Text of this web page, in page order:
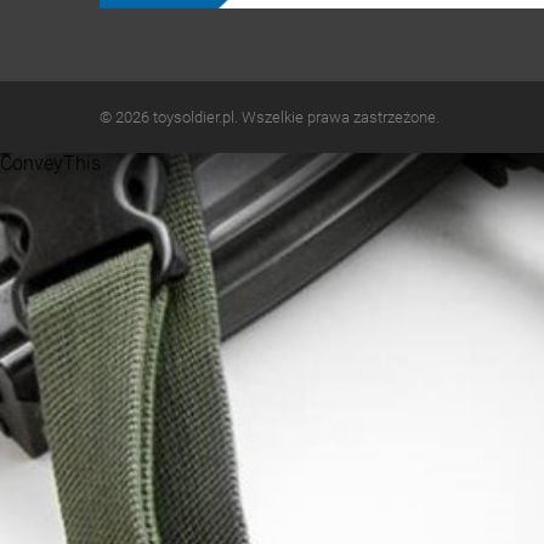
© 2026 toysoldier.pl. Wszelkie prawa zastrzeżone.
ConveyThis